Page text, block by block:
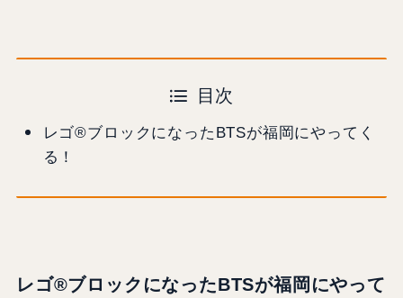
目次
レゴ®ブロックになったBTSが福岡にやってく
る！
レゴ®ブロックになったBTSが福岡にやって